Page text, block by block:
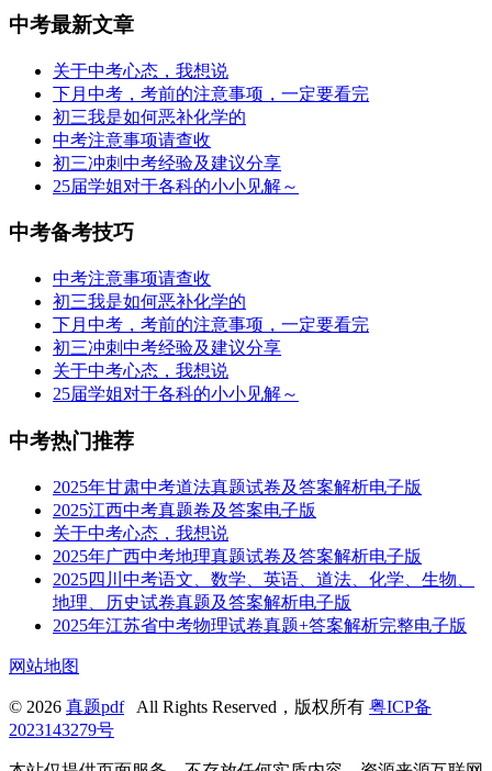
中考最新文章
关于中考心态，我想说
下月中考，考前的注意事项，一定要看完
初三我是如何恶补化学的
中考注意事项请查收
初三冲刺中考经验及建议分享
25届学姐对于各科的小小见解～
中考备考技巧
中考注意事项请查收
初三我是如何恶补化学的
下月中考，考前的注意事项，一定要看完
初三冲刺中考经验及建议分享
关于中考心态，我想说
25届学姐对于各科的小小见解～
中考热门推荐
2025年甘肃中考道法真题试卷及答案解析电子版
2025江西中考真题卷及答案电子版
关于中考心态，我想说
2025年广西中考地理真题试卷及答案解析电子版
2025四川中考语文、数学、英语、道法、化学、生物、
地理、历史试卷真题及答案解析电子版
2025年江苏省中考物理试卷真题+答案解析完整电子版
网站地图
© 2026 真题pdfAll Rights Reserved，版权所有 粤ICP备
2023143279号